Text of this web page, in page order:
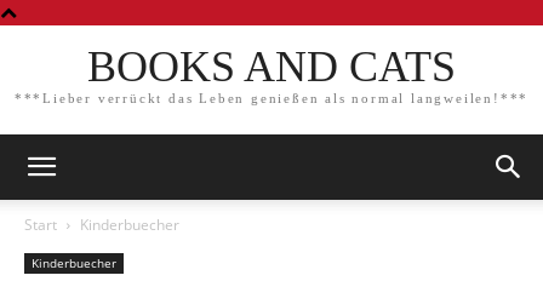
BOOKS AND CATS
***Lieber verrückt das Leben genießen als normal langweilen!***
Start Kinderbuecher
Kinderbuecher